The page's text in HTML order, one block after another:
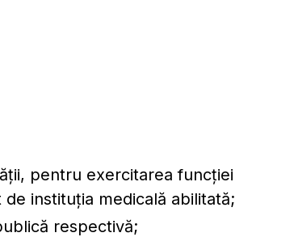
pentru exercitarea funcţiei
instituţia medicală abilitată;
respectivă;